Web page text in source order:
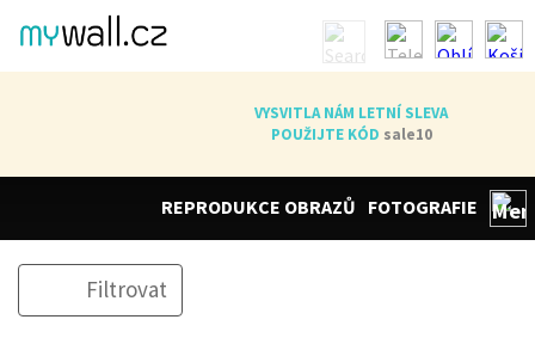
VYSVITLA NÁM LETNÍ SLEVA
POUŽIJTE KÓD sale10
REPRODUKCE OBRAZŮ FOTOGRAFIE
Filtrovat